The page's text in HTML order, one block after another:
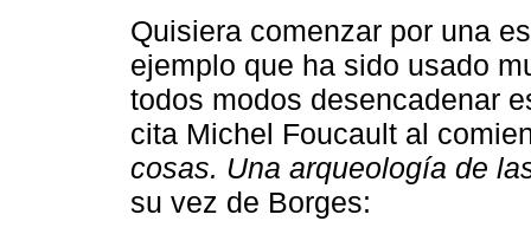
Quisiera comenzar por una
ejemplo que ha sido usado
todos modos desencadenar
cita Michel Foucault al
cosas. Una arqueología de
su vez de Borges: